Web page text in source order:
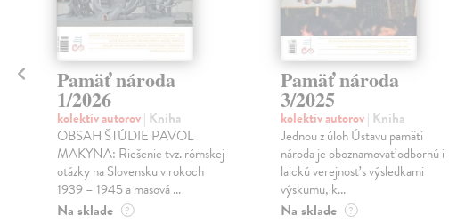
Pamäť národa
1/2026
kolektív autorov| Kniha
OBSAH ŠTÚDIE PAVOL
MAKYNA: Riešenie tvz. rómskej
otázky na Slovensku v rokoch
1939 – 1945 a masová ...
Na sklade ?
Pamäť národa
3/2025
kolektív autorov| Kniha
Jednou z úloh Ústavu pamäti
národa je oboznamovať odbornú i
laickú verejnosť s výsledkami
výskumu, k...
Na sklade ?